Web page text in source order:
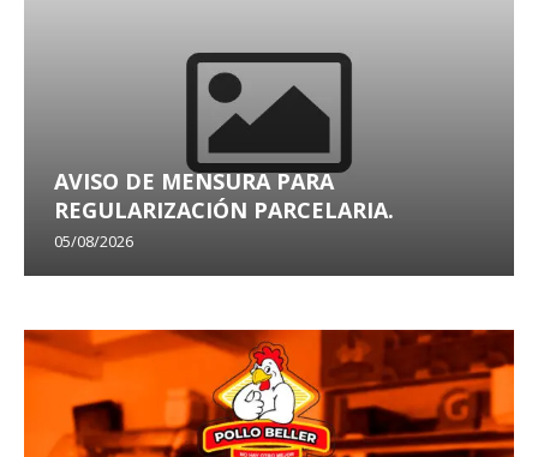
AVISO DE MENSURA PARA
REGULARIZACIÓN PARCELARIA.
05/08/2026